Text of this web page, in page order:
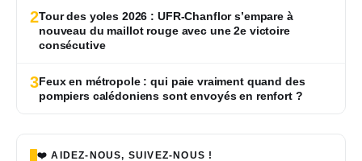
2Tour des yoles 2026 : UFR-Chanflor s’empare à
nouveau du maillot rouge avec une 2e victoire
consécutive
3Feux en métropole : qui paie vraiment quand des
pompiers calédoniens sont envoyés en renfort ?
❤️ AIDEZ-NOUS, SUIVEZ-NOUS !